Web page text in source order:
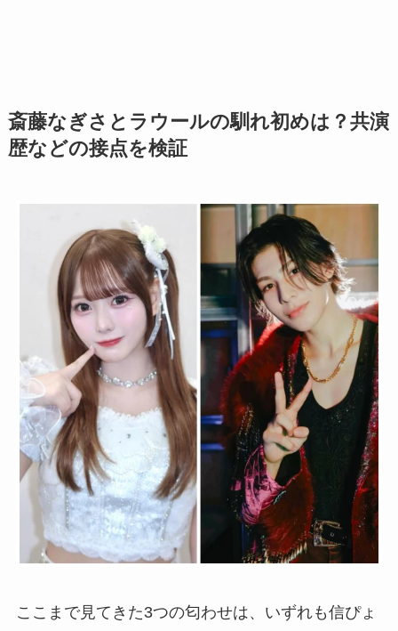
斎藤なぎさとラウールの馴れ初めは？共演
歴などの接点を検証
ここまで見てきた3つの匂わせは、いずれも信ぴょ